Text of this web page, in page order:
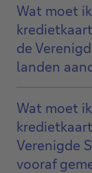
Wat moet
de
landen
Wat moet
Verenigde
vooraf